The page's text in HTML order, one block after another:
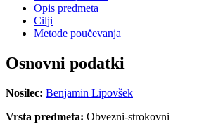
Opis predmeta
Cilji
Metode poučevanja
Osnovni podatki
Nosilec: Benjamin Lipovšek
Vrsta predmeta: Obvezni-strokovni